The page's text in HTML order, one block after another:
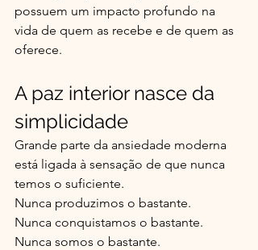
possuem um impacto profundo na
vida de quem as recebe e de quem as
oferece.
A paz interior nasce da
simplicidade
Grande parte da ansiedade moderna
está ligada à sensação de que nunca
temos o suficiente.
Nunca produzimos o bastante.
Nunca conquistamos o bastante.
Nunca somos o bastante.